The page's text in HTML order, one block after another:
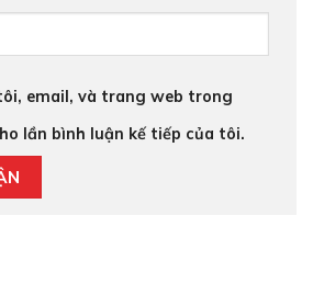
email, và trang web trong
lần bình luận kế tiếp của tôi.